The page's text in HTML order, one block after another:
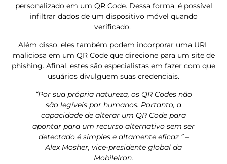
personalizado em um QR Code. Dessa forma, é possível
infiltrar dados de um dispositivo móvel quando
verificado.
Além disso, eles também podem incorporar uma URL
maliciosa em um QR Code que direcione para um site de
phishing. Afinal, estes são especialistas em fazer com que
usuários divulguem suas credenciais.
“Por sua própria natureza, os QR Codes não
são legíveis por humanos. Portanto, a
capacidade de alterar um QR Code para
apontar para um recurso alternativo sem ser
detectado é simples e altamente eficaz ” –
Alex Mosher, vice-presidente global da
MobileIron.